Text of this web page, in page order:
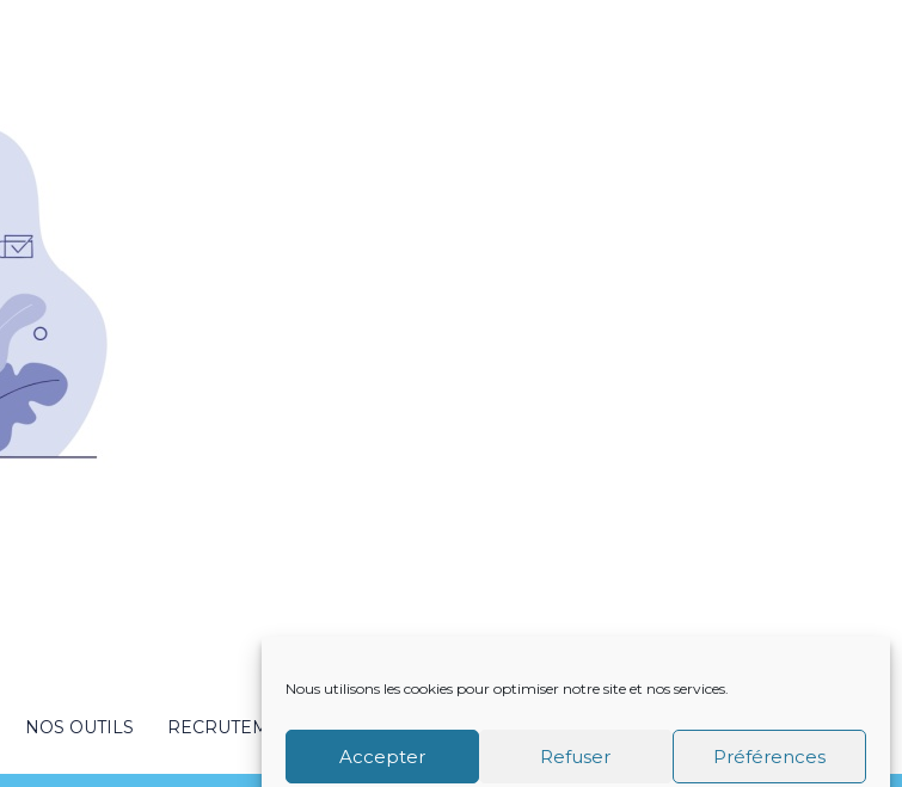
Nous utilisons les cookies pour optimiser notre site et nos services.
Accepter Refuser Préférences
NOS OUTILS RECRUTEMENT NOTRE ACTUALITÉ VIE DU CABINET CONTACT